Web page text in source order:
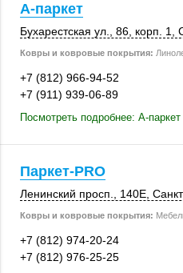
А-паркет
Бухарестская ул., 86, корп. 1
Ковры и ковровые покрытия:
+7 (812) 966-94-52
+7 (911) 939-06-89
Посмотреть подробнее: А-паркет
Паркет-PRO
Ленинский просп. 140Е
Ковры и ковровые покрытия:
+7 (812) 974-20-24
+7 (812) 976-25-25